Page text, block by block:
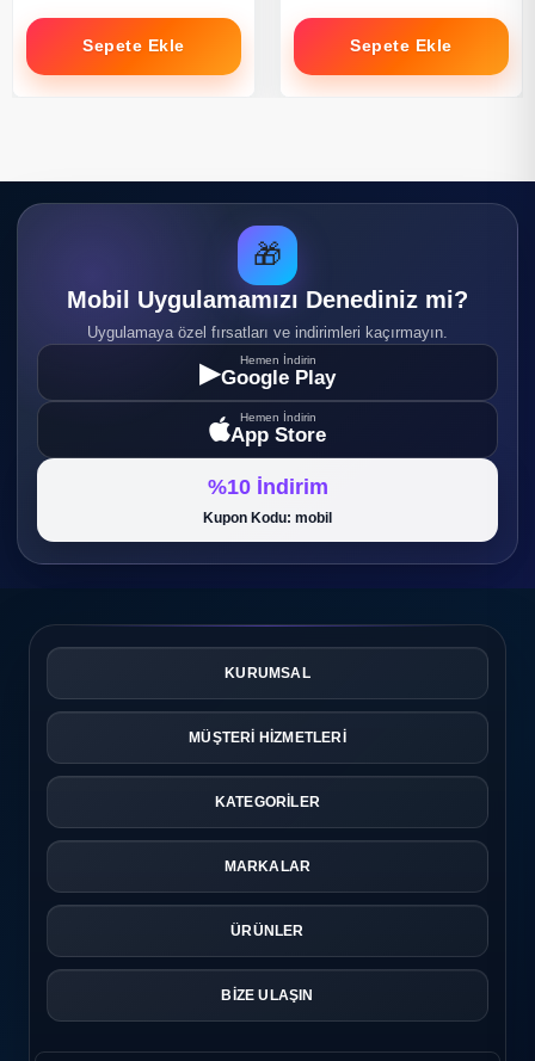
Sepete Ekle Sepete Ekle
🎁
Mobil Uygulamamızı Denediniz mi?
Uygulamaya özel fırsatları ve indirimleri kaçırmayın.
▶ Hemen İndirin
Google Play
Hemen İndirin
App Store
%10 İndirim
Kupon Kodu: mobil
KURUMSAL
MÜŞTERİ HİZMETLERİ
KATEGORİLER
MARKALAR
ÜRÜNLER
BİZE ULAŞIN